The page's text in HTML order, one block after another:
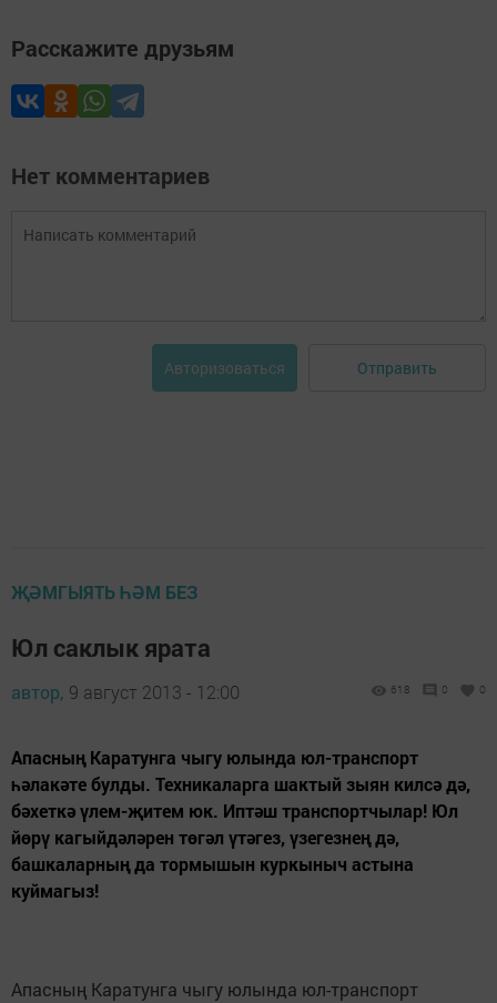
Расскажите друзьям
Нет комментариев
Авторизоваться Отправить
ҖӘМГЫЯТЬ ҺӘМ БЕЗ
Юл саклык ярата
автор, 9 август 2013 - 12:00 618 0 0
Апасның Каратунга чыгу юлында юл-транспорт
һәлакәте булды. Техникаларга шактый зыян килсә дә,
бәхеткә үлем-җитем юк. Иптәш транспортчылар! Юл
йөрү кагыйдәләрен төгәл үтәгез, үзегезнең дә,
башкаларның да тормышын куркыныч астына
куймагыз!
Апасның Каратунга чыгу юлында юл-транспорт